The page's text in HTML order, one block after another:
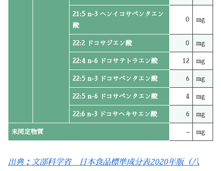
21:5 n-3 ヘンイコサペンタエン
酸
0 mg
22:2 ドコサジエン酸 0 mg
22:4 n-6 ドコサテトラエン酸 12 mg
22:5 n-3 ドコサペンタエン酸 6 mg
22:5 n-6 ドコサペンタエン酸 4 mg
22:6 n-3 ドコサヘキサエン酸 6 mg
未同定物質 – mg
出典：文部科学省 日本食品標準成分表2020年版（八